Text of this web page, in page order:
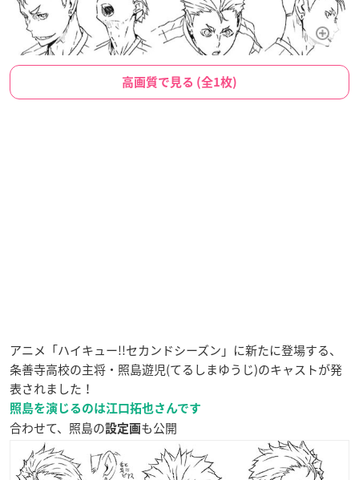
高画質で見る (全1枚)
アニメ「ハイキュー!!セカンドシーズン」に新たに登場する、
条善寺高校の主将・照島遊児(てるしまゆうじ)のキャストが発
表されました！
照島を演じるのは江口拓也さんです
合わせて、照島の設定画も公開